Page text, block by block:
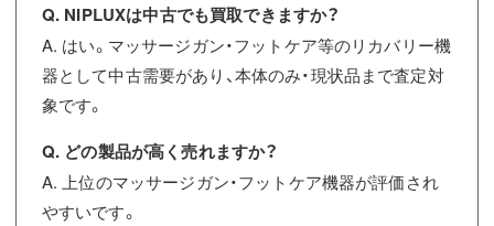
Q. NIPLUXは中古でも買取できますか？
A. はい。マッサージガン・フットケア等のリカバリー機
器として中古需要があり、本体のみ・現状品まで査定対
象です。
Q. どの製品が高く売れますか？
A. 上位のマッサージガン・フットケア機器が評価され
やすいです。